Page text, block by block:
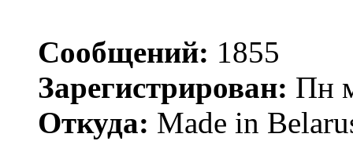
Сообщений: 1855
Зарегистрирован: Пн
Откуда: Made in